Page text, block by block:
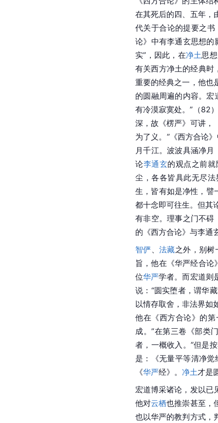
在其死后的四、五年，
代关于合论的提要之书
论》中有李通玄思想的
实”，因此，在净土思
有关西方净土的经典时
重要的经典之一，他也
的圆融周遍的内容。宏
有冷漠寂寞处。”（82
深，故《楞严》可讲，
为了义。”《西方合论
月千江。波波具涵净
论李通玄的观点之前
尘，各各皆具此无尽
生，皆有如是净性，譬
都十念即可往生。但其
有非空。理事之门不碍
的《西方合论》与李通
智俨 、法藏之外，别树
旨，他在《华严经合论
位华严学者。而宏道则
说：“圆实堕者，谓华
以情存取舍，非法界如
他在《西方合论》的
成。”在第三卷《部类
者，一概收入。”但是
是：《无量平等清净
《华严经》。 净土才是
宏道博采诸论，发以已
他对云栖也推崇甚至，
也以华严的教判方式，